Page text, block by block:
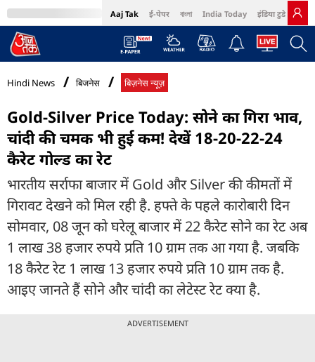
Aaj Tak ई-पेपर বাংলা India Today इंडिया टुडे हिंदी
MumbaiTak Cosmopolitan Harper's Bazaar Northeast
Hindi News बिजनेस बिज़नेस न्यूज़
Gold-Silver Price Today: सोने का गिरा भाव,
चांदी की चमक भी हुई कम! देखें 18-20-22-24
कैरेट गोल्ड का रेट
भारतीय सर्राफा बाजार में Gold और Silver की कीमतों में
गिरावट देखने को मिल रही है. हफ्ते के पहले कारोबारी दिन
सोमवार, 08 जून को घरेलू बाजार में 22 कैरेट सोने का रेट अब
1 लाख 38 हजार रुपये प्रति 10 ग्राम तक आ गया है. जबकि
18 कैरेट रेट 1 लाख 13 हजार रुपये प्रति 10 ग्राम तक है.
आइए जानते हैं सोने और चांदी का लेटेस्ट रेट क्या है.
ADVERTISEMENT